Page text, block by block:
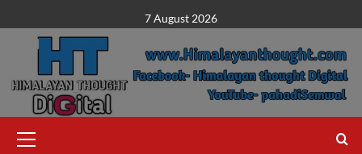
to
content
7 August 2026
Menu